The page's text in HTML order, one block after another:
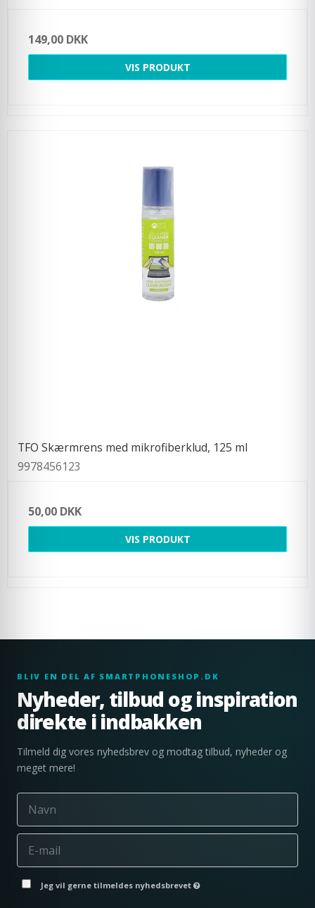
149,00 DKK
VIS PRODUKT
TFO Skærmrens med mikrofiberklud, 125 ml
9978456123
50,00 DKK
VIS PRODUKT
BLIV EN DEL AF SMARTPHONESHOP.DK
Nyheder, tilbud og inspiration
direkte i indbakken
Tilmeld dig vores nyhedsbrev og modtag tilbud, nyheder og
meget mere!
Jeg vil gerne tilmeldes nyhedsbrevet